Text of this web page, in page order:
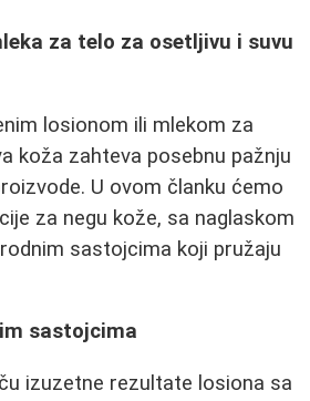
za telo za osetljivu i suvu
losionom ili mlekom za
koža zahteva posebnu pažnju
U ovom članku ćemo
za negu kože, sa naglaskom
sastojcima koji pružaju
sastojcima
izuzetne rezultate losiona sa